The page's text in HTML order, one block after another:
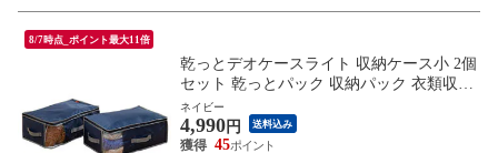
8/7時点_ポイント最大11倍
乾っとデオケースライト 収納ケース小 2個
セット 乾っとパック 収納パック 衣類収納
布団収納 帝人 TEIJIN
ネイビー
4,990円 送料込み
45